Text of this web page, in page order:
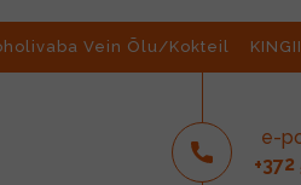
Vein Õlu/Kokteil
e-
+372